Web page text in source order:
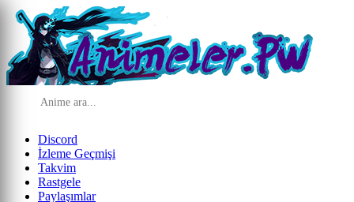
Discord
İzleme Geçmişi
Takvim
Rastgele
Paylaşımlar